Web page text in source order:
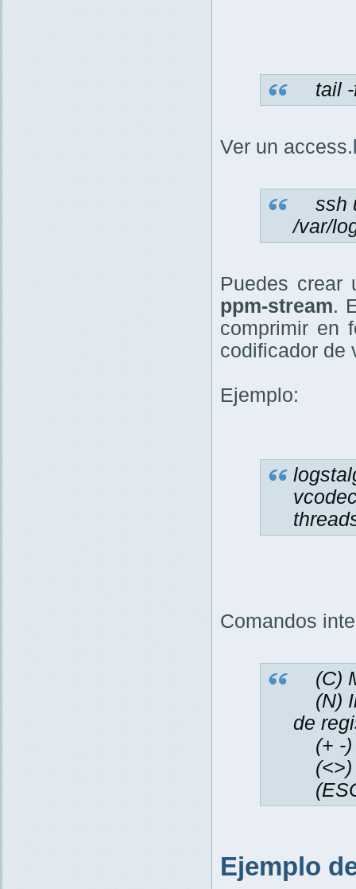
tail -f
Ver un
ssh
/var/
Puedes crear
ppm-stream.
comprimir en
codificador de
Ejemplo:
Comandos
(C)
(N) Ir
de
(+ -)
(<>)
Ejemplo